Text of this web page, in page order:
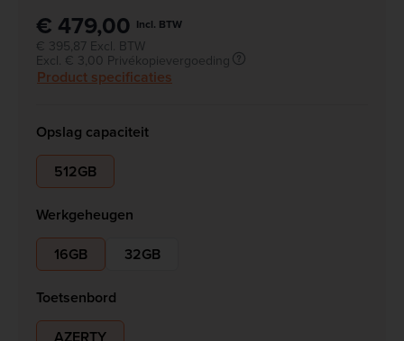
€ 479,00 Incl. BTW
€ 395,87 Excl. BTW
Excl. € 3,00 Privékopievergoeding
Product specificaties
Opslag capaciteit
512GB
Werkgeheugen
16GB
32GB
Toetsenbord